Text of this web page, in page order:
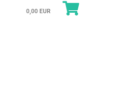
0,00 EUR